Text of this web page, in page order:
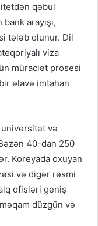
qəbul
arayışı,
tələb olunur. Dil
viza
müraciət prosesi
əlavə imtahan
və
40-dan 250
Koreyada oxuyan
və digər rəsmi
ofisləri geniş
düzgün və